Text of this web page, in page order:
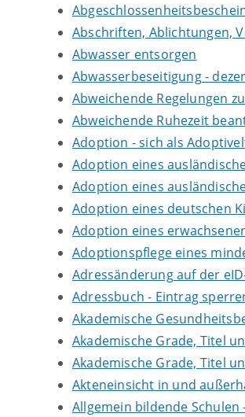
Abschriften, Ablichtungen,
Abwasser entsorgen
Abwasserbeseitigung -
Abweichende Regelungen
Abweichende Ruhezeit
Adoption - sich als
Adoption eines
Adoption eines
Adoption eines deutschen
Adoption eines
Adoptionspflege eines
Adressänderung auf der
Adressbuch - Eintrag
Akademische
Akademische Grade, Titel
Akademische Grade, Titel
Akteneinsicht in und
Allgemein bildende